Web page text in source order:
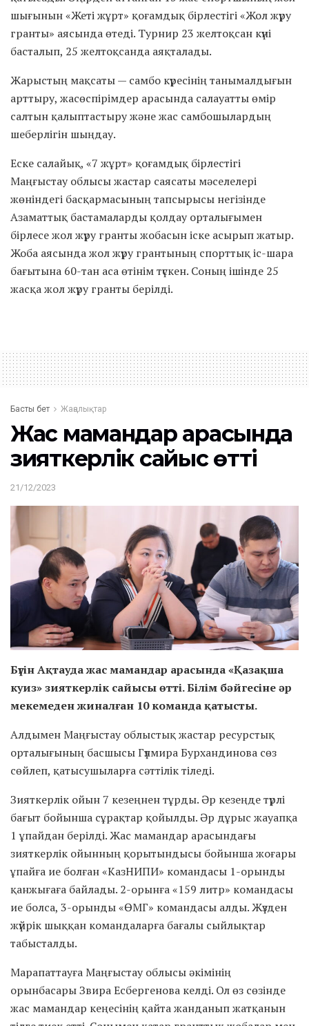
шығынын «Жеті жұрт» қоғамдық бірлестігі «Жол жүру
гранты» аясында өтеді. Турнир 23 желтоқсан күні
басталып, 25 желтоқсанда аяқталады.
Жарыстың мақсаты — самбо күресінің танымалдығын
арттыру, жасөспірімдер арасында салауатты өмір
салтын қалыптастыру және жас самбошылардың
шеберлігін шыңдау.
Еске салайық, «7 жұрт» қоғамдық бірлестігі
Маңғыстау облысы жастар саясаты мәселелері
жөніндегі басқармасының тапсырысы негізінде
Азаматтық бастамаларды қолдау орталығымен
бірлесе жол жүру гранты жобасын іске асырып жатыр.
Жоба аясында жол жүру грантының спорттық іс-шара
бағытына 60-тан аса өтінім түскен. Соның ішінде 25
жасқа жол жүру гранты берілді.
Басты бет Жаңалықтар
Жас мамандар арасында
зияткерлік сайыс өтті
21/12/2023
Бүгін Ақтауда жас мамандар арасында «Қазақша
куиз» зияткерлік сайысы өтті. Білім бәйгесіне әр
мекемеден жиналған 10 команда қатысты.
Алдымен Маңғыстау облыстық жастар ресурстық
орталығының басшысы Гүлмира Бурхандинова сөз
сөйлеп, қатысушыларға сәттілік тіледі.
Зияткерлік ойын 7 кезеңнен тұрды. Әр кезеңде түрлі
бағыт бойынша сұрақтар қойылды. Әр дұрыс жауапқа
1 ұпайдан берілді. Жас мамандар арасындағы
зияткерлік ойынның қорытындысы бойынша жоғары
ұпайға ие болған «КазНИПИ» командасы 1-орынды
қанжығаға байлады. 2-орынға «159 литр» командасы
ие болса, 3-орынды «ӨМГ» командасы алды. Жүзден
жүйрік шыққан командаларға бағалы сыйлықтар
табысталды.
Марапаттауға Маңғыстау облысы әкімінің
орынбасары Звира Есбергенова келді. Ол өз сөзінде
жас мамандар кеңесінің қайта жанданып жатқанын